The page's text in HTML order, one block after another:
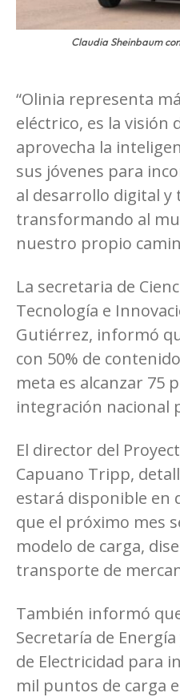
Claudia Sheinbaum
“Olinia representa
eléctrico, es la visión
aprovecha la
sus jóvenes para
al desarrollo digital y
transformando al
nuestro propio
La secretaria de
Tecnología e
Gutiérrez, informó
con 50% de
meta es alcanzar 75
integración nacional
El director del
Capuano Tripp,
estará disponible en
que el próximo mes
modelo de carga,
transporte de
También informó
Secretaría de
de Electricidad para
mil puntos de carga